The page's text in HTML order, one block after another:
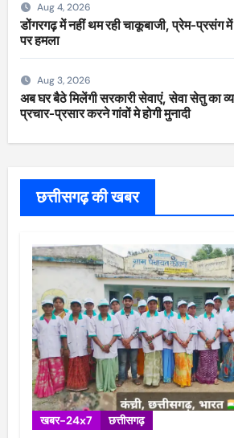
Aug 4, 2026
डोंगरगढ़ में नहीं थम रही चाकूबाजी, प्रेम-प्रसंग
पर हमला
Aug 3, 2026
अब घर बैठे मिलेंगी सरकारी सेवाएं, सेवा सेतु का
प्रचार-प्रसार करने गांवों मे होगी मुनादी
छत्तीसगढ़ की खबर
खबर-24x7 छत्तीसगढ़